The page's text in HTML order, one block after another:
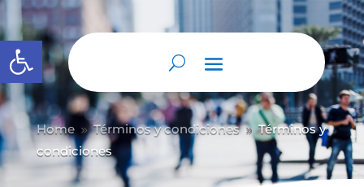
Abrir barra de herramientas
Home 9 Términos y condiciones 9 Términos y
condiciones